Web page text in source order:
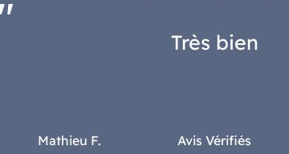
Très bien
Mathieu F. Avis Vérifiés